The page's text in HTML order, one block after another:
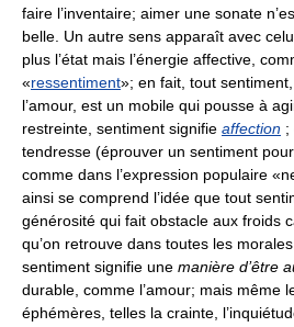
faire l’inventaire; aimer une sonate
belle. Un autre sens apparaît avec
plus l’état mais l’énergie affective,
«ressentiment»; en fait, tout
l’amour, est un mobile qui pousse à
restreinte, sentiment signifie affection ;
tendresse (éprouver un sentiment
comme dans l’expression populaire
ainsi se comprend l’idée que tout
générosité qui fait obstacle aux froids
qu’on retrouve dans toutes les
sentiment signifie une manière d’être
durable, comme l’amour; mais même
éphémères, telles la crainte,